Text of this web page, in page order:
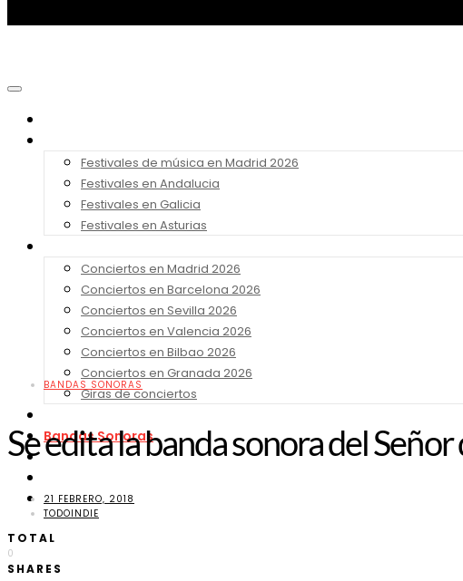
Festivales de música en Madrid 2026
Festivales en Andalucia
Festivales en Galicia
Festivales en Asturias
Conciertos en Madrid 2026
Conciertos en Barcelona 2026
Conciertos en Sevilla 2026
Conciertos en Valencia 2026
Conciertos en Bilbao 2026
Conciertos en Granada 2026
Giras de conciertos
Bandas Sonoras
Series y Tv
Contacto
BANDAS SONORAS
Se edita la banda sonora del
21 FEBRERO, 2018
TODOINDIE
TOTAL
0
SHARES